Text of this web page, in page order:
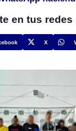
en tus
X